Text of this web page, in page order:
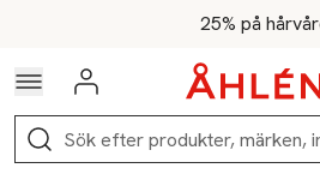
Hoppa till navigationsmenyn25% på
För medlemmar -
Logga in
Sök